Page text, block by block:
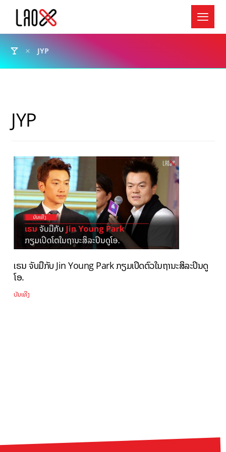
JYP
JYP
ເຣນ ຈັບມືກັບ Jin Young Park ກຽມເປິດຕົວໃນຖານະສິລະປິນດູ
ໂອ.
ບັນເທີງ